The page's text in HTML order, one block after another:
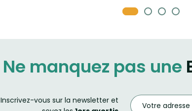
Ne manquez pas une
Inscrivez-vous sur la newsletter et